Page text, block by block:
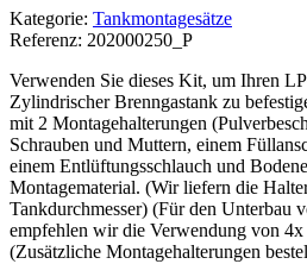
Kategorie: Tankmontagesätze
Referenz: 202000250_P
Verwenden Sie dieses Kit, um Ihren
Zylindrischer Brenngastank zu
mit 2 Montagehalterungen
Schrauben und Muttern, einem
einem Entlüftungsschlauch und
Montagematerial. (Wir liefern die
Tankdurchmesser) (Für den Unterbau
empfehlen wir die Verwendung von 4x
(Zusätzliche Montagehalterungen